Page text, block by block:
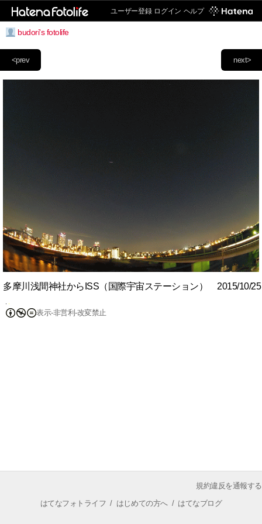
ユーザー登録 ログイン ヘルプ
budori's fotolife
next>
<prev
多摩川浅間神社からISS（国際宇宙ステーション） 2015/
表示-非営利-改変禁止
規約違反を通報する
はてなフォトライフ / はじめての方へ/ はてなブログ